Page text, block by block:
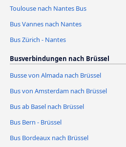
Toulouse nach Nantes Bus
Bus Vannes nach Nantes
Bus Zürich - Nantes
Busverbindungen nach Brüssel
Busse von Almada nach Brüssel
Bus von Amsterdam nach Brüssel
Bus ab Basel nach Brüssel
Bus Bern - Brüssel
Bus Bordeaux nach Brüssel